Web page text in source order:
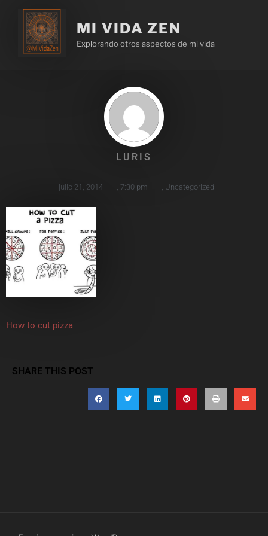
MI VIDA ZEN
Explorando otros aspectos de mi vida
LURIS
julio 21, 2014 7:30 pm Uncategorized
How to cut pizza
SHARE THIS POST